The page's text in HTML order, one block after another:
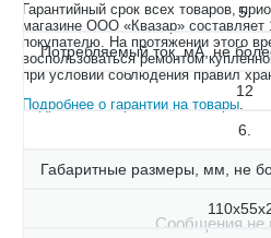
5.
Потребляемый ток, мА, не
12
6.
Габаритные размеры, мм, не
Гарантийный срок всех товаров,
магазине ООО «Квазар» составляет
покупателю. На протяжении этого
воспользоваться ремонтом
при условии соблюдения правил
Подробнее о гарантии на товары.
Сообщения не